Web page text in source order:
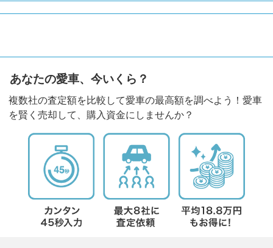
あなたの愛車、今いくら？
複数社の査定額を比較して愛車の最高額を調べよう！愛車
を賢く売却して、購入資金にしませんか？